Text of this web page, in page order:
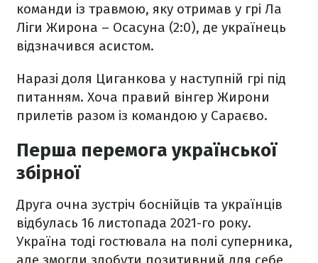
команди із травмою, яку отримав у грі Ла
Ліги Жирона – Осасуна (2:0), де українець
відзначився асистом.
Наразі доля Циганкова у наступній грі під
питанням. Хоча правий вінгер Жирони
прилетів разом із командою у Сараєво.
Перша перемога української
збірної
Друга очна зустріч боснійців та українців
відбулась 16 листопада 2021-го року.
Україна тоді гостювала на полі суперника,